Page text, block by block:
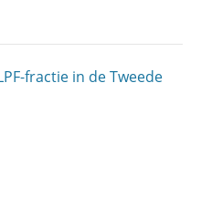
fractie in de Tweede